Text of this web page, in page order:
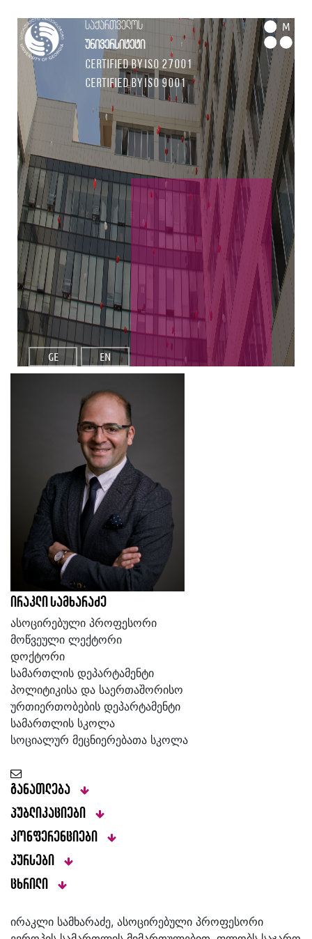
საქართველოს
უნივერსიტეტი
Certified by ISO 27001
Certified by ISO 9001
M
GE EN
ირაკლი სამხარაძე
ასოცირებული პროფესორი
მოწვეული ლექტორი
დოქტორი
სამართლის დეპარტამენტი
პოლიტიკისა და საერთაშორისო
ურთიერთობების დეპარტამენტი
სამართლის სკოლა
სოციალურ მეცნიერებათა სკოლა
განათლება
პუბლიკაციები
კონფერენციები
კურსები
ცხრილი
ირაკლი სამხარაძე, ასოცირებული პროფესორი